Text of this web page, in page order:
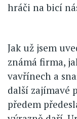
hráči na bicí
Jak už jsem
známá firma,
vavřínech a
další zajímavé
předem